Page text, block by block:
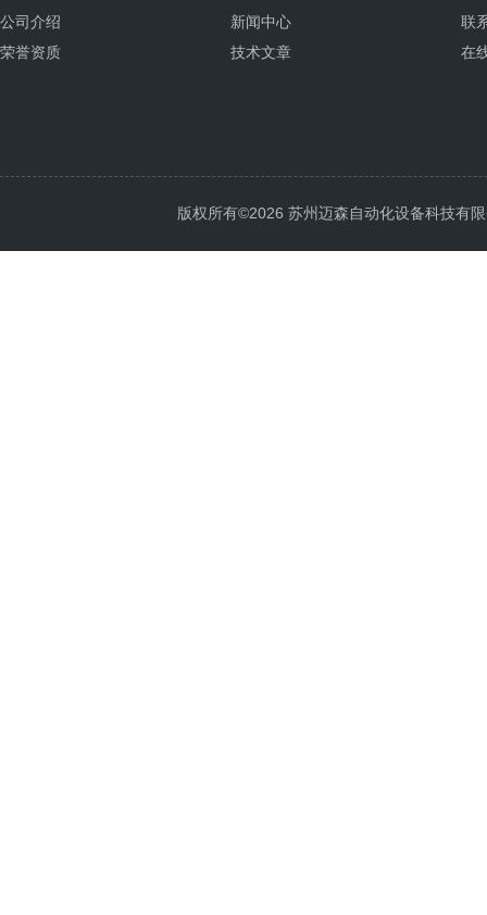
公司介绍
荣誉资质
新闻中心
技术文章
联
在
版权所有©2026 苏州迈森自动化设备科技有